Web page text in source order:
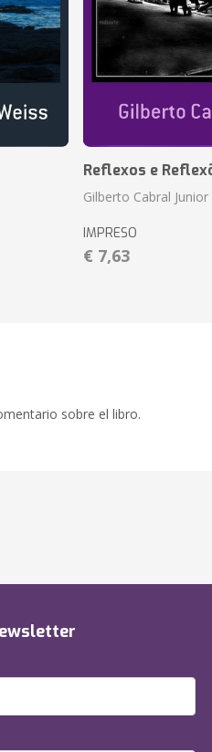
Reflexos e
Gilberto Cabral Junior
IMPRESO
€ 7,63
sobre el libro.